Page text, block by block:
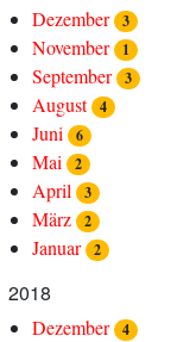
Dezember 3
November 1
September 3
August 4
Juni 6
Mai 2
April 3
März 2
Januar 2
2018
Dezember 4